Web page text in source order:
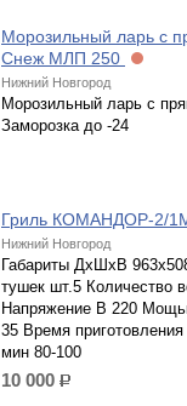
Морозильный ларь с
Снеж МЛП 250
Нижний Новгород
Морозильный ларь с
Заморозка до -24
Гриль КОМАНДОР-2/1М
Нижний Новгород
Габариты ДхШхВ
тушек шт.5 Количество
Напряжение В 220
35 Время приготовления
мин 80-100
10 000 р.